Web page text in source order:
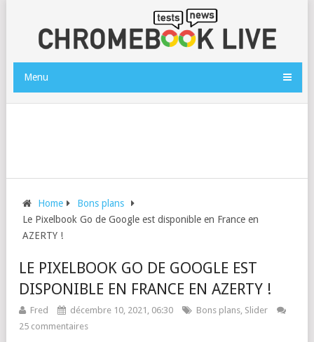
Menu
Home
Bons plans
Le Pixelbook Go de Google est disponible en France en
AZERTY !
LE PIXELBOOK GO DE GOOGLE EST
DISPONIBLE EN FRANCE EN AZERTY !
Fred décembre 10, 2021, 06:30 Bons plans, Slider
25 commentaires